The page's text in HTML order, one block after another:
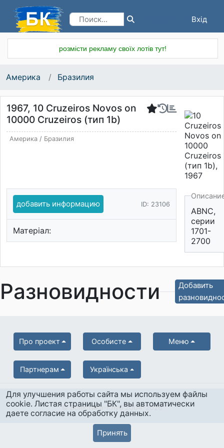
Вхід
розмісти рекламу своїх лотів тут!
Америка Бразилия
1967, 10 Cruzeiros Novos on
10000 Cruzeiros (тип 1b)
Америка/ Бразилия
добавить информацию ID: 23106
Матеріал:
ABNC,
серии
1701-
2700
Разновидности
Добавить
Про проект Особисте Меню
Партнерам Українська
© Боністика-Клуб 2004-2026
Для улучшения работы сайта мы используем файлы
cookie. Листая страницы "БК", вы автоматически
даете согласие на обработку данных.
Принять